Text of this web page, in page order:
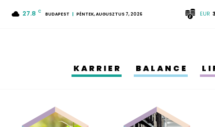
27.8 C BUDAPEST PÉNTEK, AUGUSZTUS 7, 2026 EUR
KARRIER BALANCE